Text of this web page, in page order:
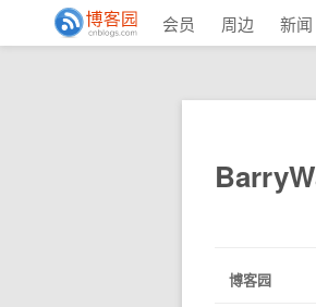
会员 周边 新闻
博客园